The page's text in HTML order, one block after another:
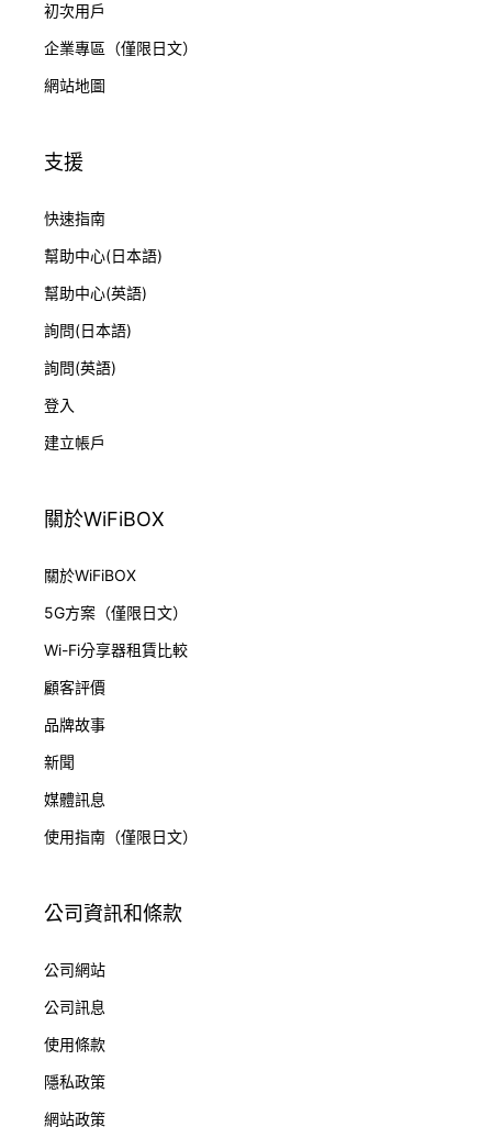
初次用戶
企業專區（僅限日文）
網站地圖
支援
快速指南
幫助中心(日本語)
幫助中心(英語)
詢問(日本語)
詢問(英語)
登入
建立帳戶
關於WiFiBOX
關於WiFiBOX
5G方案（僅限日文）
Wi-Fi分享器租賃比較
顧客評價
品牌故事
新聞
媒體訊息
使用指南（僅限日文）
公司資訊和條款
公司網站
公司訊息
使用條款
隱私政策
網站政策